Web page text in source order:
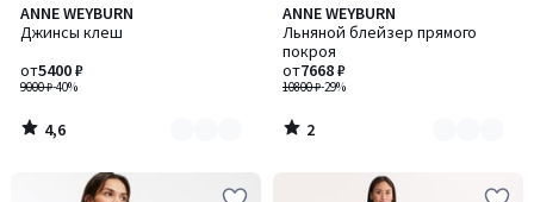
ANNE WEYBURN
Джинсы клеш
9000 ₽-40%
от5400 ₽
4,6
/ 5
Количество
цветов:
4,6
/
ANNE WEYBURN
Льняной блейзер прямого
покроя
10800 ₽-29%
от7668 ₽
2
/
5
Количество
цветов:
3
2
/